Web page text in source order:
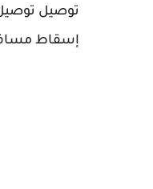
توصيل
إسقاط